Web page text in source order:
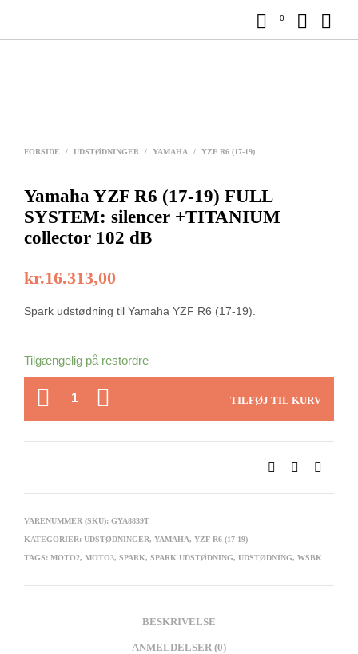
0
FORSIDE / UDSTØDNINGER / YAMAHA / YZF R6 (17-19)
Yamaha YZF R6 (17-19) FULL
SYSTEM: silencer +TITANIUM
collector 102 dB
kr.16.313,00
Spark udstødning til Yamaha YZF R6 (17-19).
Tilgængelig på restordre
ANTAL
TILFØJ TIL KURV
VARENUMMER (SKU): GYA8839T
KATEGORIER: UDSTØDNINGER, YAMAHA, YZF R6 (17-19)
TAGS: MOTO2, MOTO3, SPARK, SPARK UDSTØDNING, UDSTØDNING, WSBK
BESKRIVELSE
ANMELDELSER (0)